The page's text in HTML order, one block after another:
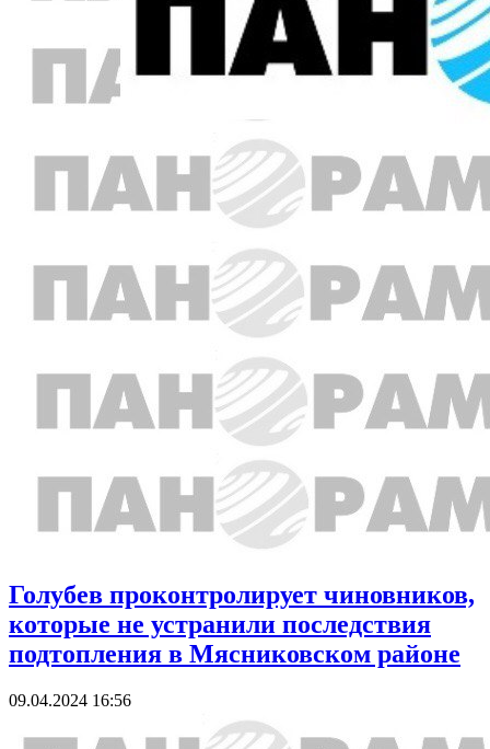
Голубев проконтролирует чиновников,
которые не устранили последствия
подтопления в Мясниковском районе
09.04.2024 16:56